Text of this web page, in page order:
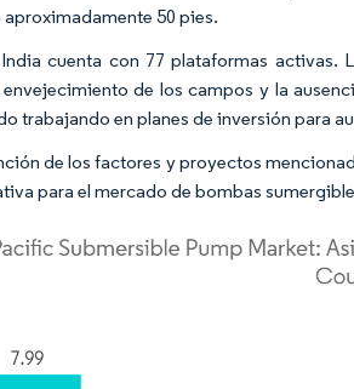
50 pies.
cuenta con 77 plataformas
de los campos y la
trabajando en planes de inversión para
de los factores y proyectos
para el mercado de bombas